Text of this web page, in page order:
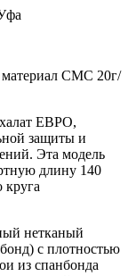
СМС 20г/
ЕВРО,
защиты и
Эта модель
длину 140
круга
нетканый
с плотностью
из спанбонда